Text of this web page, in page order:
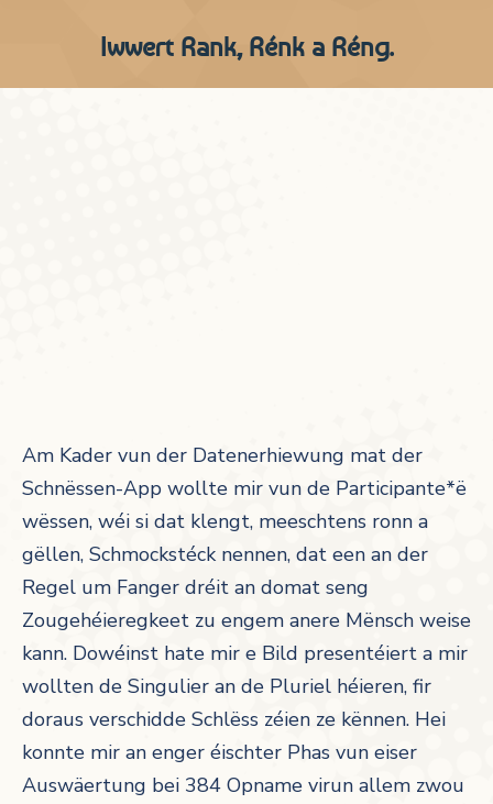
Iwwert Rank, Rénk a Réng.
Am Kader vun der Datenerhiewung mat der
Schnëssen-App wollte mir vun de Participante*ë
wëssen, wéi si dat klengt, meeschtens ronn a
gëllen, Schmockstéck nennen, dat een an der
Regel um Fanger dréit an domat seng
Zougehéieregkeet zu engem anere Mënsch weise
kann. Dowéinst hate mir e Bild presentéiert a mir
wollten de Singulier an de Pluriel héieren, fir
doraus verschidde Schlëss zéien ze kënnen. Hei
konnte mir an enger éischter Phas vun eiser
Auswäertung bei 384 Opname virun allem zwou